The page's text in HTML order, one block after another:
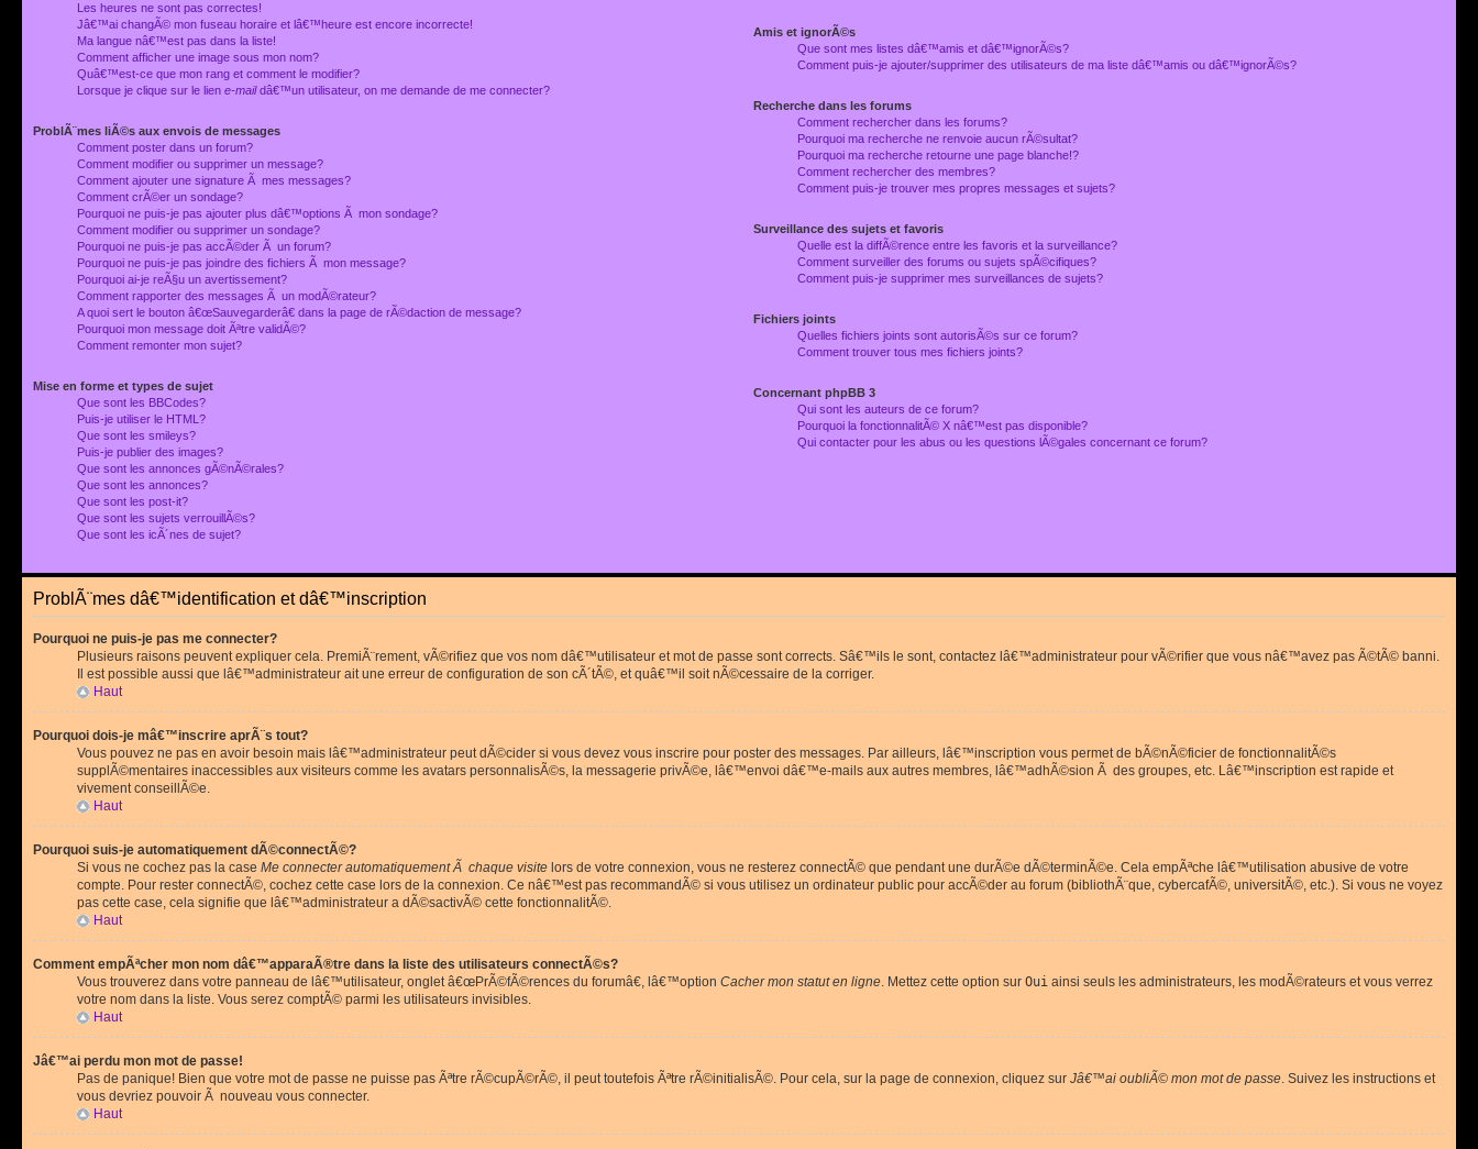
Les heures ne sont pas correctes!
Jâ€™ai changÃ© mon fuseau horaire et lâ€™heure est encore incorrecte!
Ma langue nâ€™est pas dans la liste!
Comment afficher une image sous mon nom?
Quâ€™est-ce que mon rang et comment le modifier?
Lorsque je clique sur le lien e-maildâ€™un utilisateur, on me demande de me connecter?
ProblÃ¨mes liÃ©s aux envois de messages
Comment poster dans un forum?
Comment modifier ou supprimer un message?
Comment ajouter une signature Ã mes messages?
Comment crÃ©er un sondage?
Pourquoi ne puis-je pas ajouter plus dâ€™options Ã mon sondage?
Comment modifier ou supprimer un sondage?
Pourquoi ne puis-je pas accÃ©der Ã un forum?
Pourquoi ne puis-je pas joindre des fichiers Ã mon message?
Pourquoi ai-je reÃ§u un avertissement?
Comment rapporter des messages Ã un modÃ©rateur?
A quoi sert le bouton â€œSauvegarderâ€ dans la page de rÃ©daction de message?
Pourquoi mon message doit Ãªtre validÃ©?
Comment remonter mon sujet?
Mise en forme et types de sujet
Que sont les BBCodes?
Puis-je utiliser le HTML?
Que sont les smileys?
Puis-je publier des images?
Que sont les annonces gÃ©nÃ©rales?
Que sont les annonces?
Que sont les post-it?
Que sont les sujets verrouillÃ©s?
Que sont les icÃ´nes de sujet?
Amis et ignorÃ©s
Que sont mes listes dâ€™amis et dâ€™ignorÃ©s?
Comment puis-je ajouter/supprimer des utilisateurs de ma liste dâ€™amis ou dâ€™ignorÃ©s?
Recherche dans les forums
Comment rechercher dans les forums?
Pourquoi ma recherche ne renvoie aucun rÃ©sultat?
Pourquoi ma recherche retourne une page blanche!?
Comment rechercher des membres?
Comment puis-je trouver mes propres messages et sujets?
Surveillance des sujets et favoris
Quelle est la diffÃ©rence entre les favoris et la surveillance?
Comment surveiller des forums ou sujets spÃ©cifiques?
Comment puis-je supprimer mes surveillances de sujets?
Fichiers joints
Quelles fichiers joints sont autorisÃ©s sur ce forum?
Comment trouver tous mes fichiers joints?
Concernant phpBB 3
Qui sont les auteurs de ce forum?
Pourquoi la fonctionnalitÃ© X nâ€™est pas disponible?
Qui contacter pour les abus ou les questions lÃ©gales concernant ce forum?
ProblÃ¨mes dâ€™identification et dâ€™inscription
Pourquoi ne puis-je pas me connecter?
Plusieurs raisons peuvent expliquer cela. PremiÃ¨rement, vÃ©rifiez que vos nom dâ€™utilisateur et mot de passe sont corrects. Sâ€™ils le sont, contactez lâ€™administrateur pour vÃ©rifier que vous nâ€™avez pas Ã©tÃ© banni.
Il est possible aussi que lâ€™administrateur ait une erreur de configuration de son cÃ´tÃ©, et quâ€™il soit nÃ©cessaire de la corriger.
Haut
Pourquoi dois-je mâ€™inscrire aprÃ¨s tout?
Vous pouvez ne pas en avoir besoin mais lâ€™administrateur peut dÃ©cider si vous devez vous inscrire pour poster des messages. Par ailleurs, lâ€™inscription vous permet de bÃ©nÃ©ficier de fonctionnalitÃ©s
supplÃ©mentaires inaccessibles aux visiteurs comme les avatars personnalisÃ©s, la messagerie privÃ©e, lâ€™envoi dâ€™e-mails aux autres membres, lâ€™adhÃ©sion Ã des groupes, etc. Lâ€™inscription est rapide et
vivement conseillÃ©e.
Haut
Pourquoi suis-je automatiquement dÃ©connectÃ©?
Si vous ne cochez pas la case Me connecter automatiquement Ã chaque visite lors de votre connexion, vous ne resterez connectÃ© que pendant une durÃ©e dÃ©terminÃ©e. Cela empÃªche lâ€™utilisation abusive de votre
compte. Pour rester connectÃ©, cochez cette case lors de la connexion. Ce nâ€™est pas recommandÃ© si vous utilisez un ordinateur public pour accÃ©der au forum (bibliothÃ¨que, cybercafÃ©, universitÃ©, etc.). Si vous ne voyez
pas cette case, cela signifie que lâ€™administrateur a dÃ©sactivÃ© cette fonctionnalitÃ©.
Haut
Comment empÃªcher mon nom dâ€™apparaÃ®tre dans la liste des utilisateurs connectÃ©s?
Vous trouverez dans votre panneau de lâ€™utilisateur, onglet â€œPrÃ©fÃ©rences du forumâ€, lâ€™option Cacher mon statut en ligne. Mettez cette option sur Oui ainsi seuls les administrateurs, les modÃ©rateurs et vous verrez
votre nom dans la liste. Vous serez comptÃ© parmi les utilisateurs invisibles.
Haut
Jâ€™ai perdu mon mot de passe!
Pas de panique! Bien que votre mot de passe ne puisse pas Ãªtre rÃ©cupÃ©rÃ©, il peut toutefois Ãªtre rÃ©initialisÃ©. Pour cela, sur la page de connexion, cliquez sur Jâ€™ai oubliÃ© mon mot de passe. Suivez les instructions et
vous devriez pouvoir Ã nouveau vous connecter.
Haut